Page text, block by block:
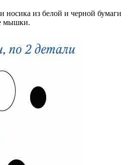
носика из белой и черной бумаги
мышки.